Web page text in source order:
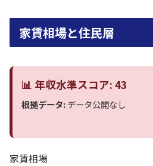
家賃相場と住民層
📊 年収水準スコア: 43
根拠データ:データ公開なし
家賃相場